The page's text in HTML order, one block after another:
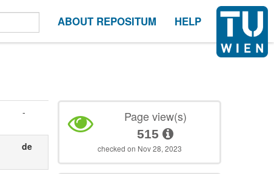
ABOUT REPOSITUM HELP
-
de
Page view(s)
515
checked on Nov 28, 2023